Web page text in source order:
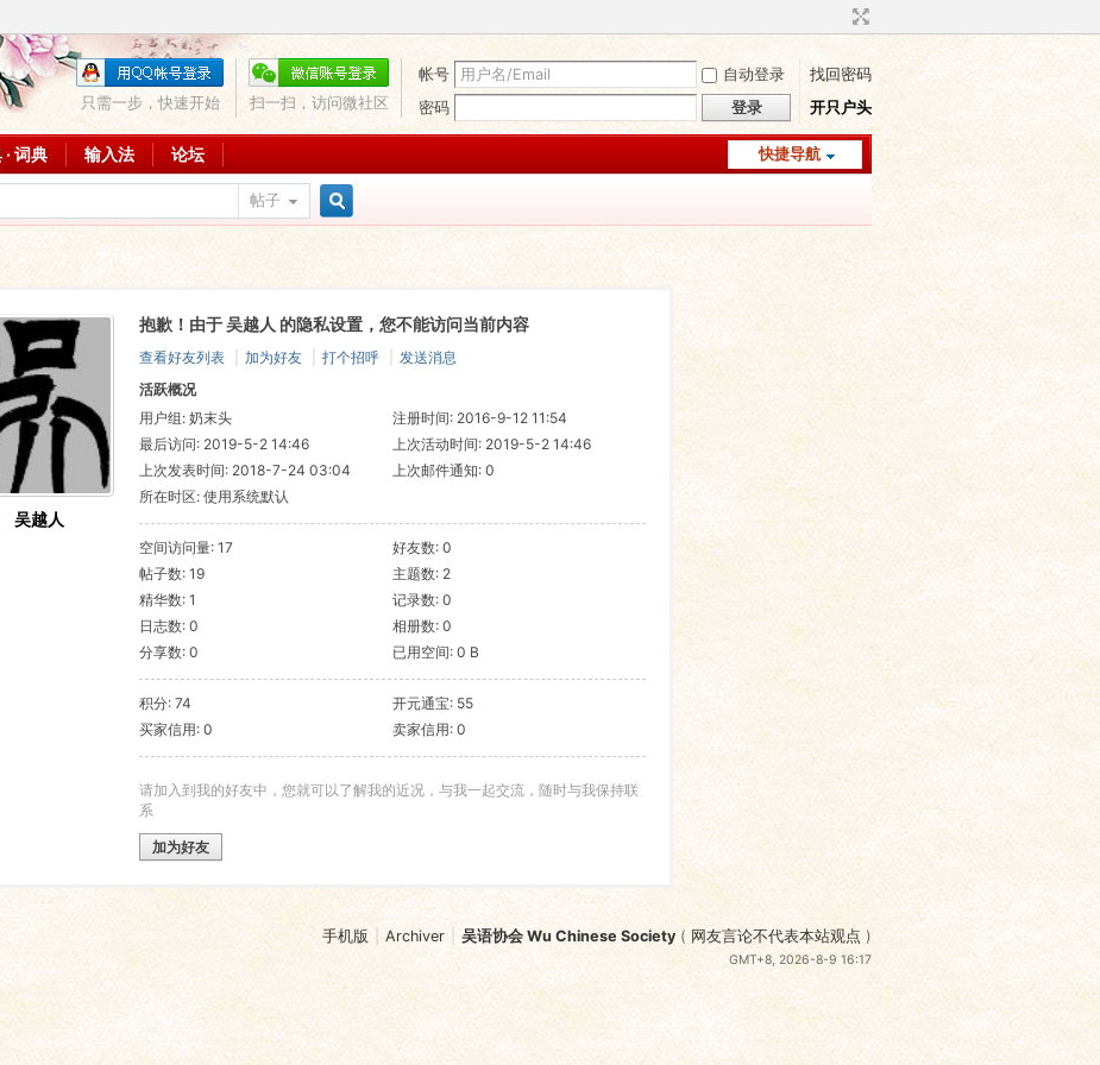
帐号 自动登录
找回密码
密码
登录 开只户头
扫一扫，访问微社区
只需一步，快速开始
快捷导航
· 词典 输入法 论坛
帖子
索
吴越人
抱歉！由于 吴越人 的隐私设置，您不能访问当前内容
查看好友列表 加为好友 打个招呼
发送消息
活跃概况
用户组: 奶末头
注册时间: 2016-9-12 11:54
最后访问: 2019-5-2 14:46
上次活动时间: 2019-5-2 14:46
上次发表时间: 2018-7-24 03:04
上次邮件通知: 0
所在时区: 使用系统默认
空间访问量: 17
好友数: 0
帖子数: 19
主题数: 2
精华数: 1
记录数: 0
日志数: 0
相册数: 0
分享数: 0
已用空间: 0 B
积分: 74
开元通宝: 55
买家信用: 0
卖家信用: 0
请加入到我的好友中，您就可以了解我的近况，与我一起交流，随时与我保持联
系
加为好友
手机版 Archiver 吴语协会 Wu Chinese Society( 网友言论不代表本站观点 )
GMT+8, 2026-8-9 16:17